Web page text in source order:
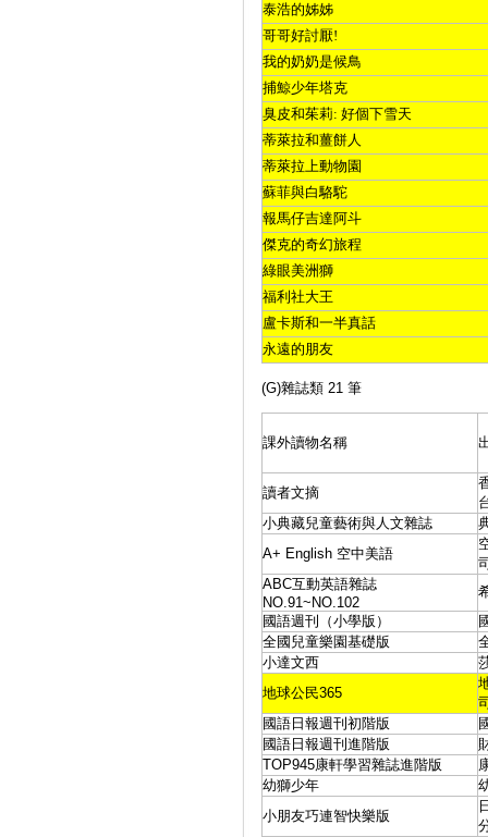
泰浩的姊姊
哥哥好討厭!
我的奶奶是候鳥
捕鯨少年塔克
臭皮和茱莉: 好個下雪天
蒂萊拉和薑餅人
蒂萊拉上動物園
蘇菲與白駱駝
報馬仔吉達阿斗
傑克的奇幻旅程
綠眼美洲獅
福利社大王
盧卡斯和一半真話
永遠的朋友
(G)雜誌類 21 筆
課外讀物名稱
讀者文摘
小典藏兒童藝術與人文雜誌
A+ English 空中美語
ABC互動英語雜誌
NO.91~NO.102
國語週刊（小學版）
全國兒童樂園基礎版
小達文西
地球公民365
國語日報週刊初階版
國語日報週刊進階版
TOP945康軒學習雜誌進階版
幼獅少年
小朋友巧連智快樂版